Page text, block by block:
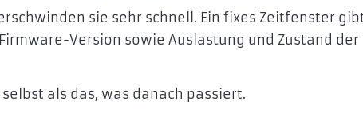
sie sehr schnell. Ein fixes Zeitfenster
Version sowie Auslastung und Zustand der
als das, was danach passiert.